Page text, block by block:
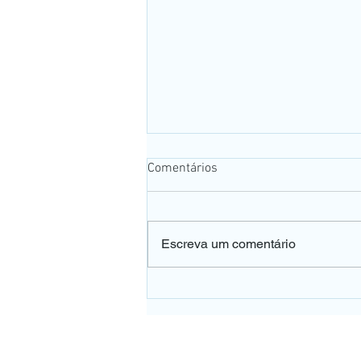
Comentários
Escreva um comentário